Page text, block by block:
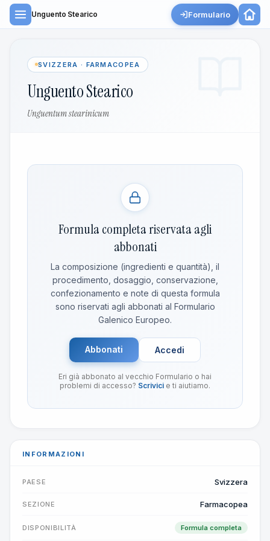
Unguento Stearico Formulario
SVIZZERA · FARMACOPEA
Unguento Stearico
Unguentum stearinicum
Formula completa riservata agli
abbonati
La composizione (ingredienti e quantità), il
procedimento, dosaggio, conservazione,
confezionamento e note di questa formula
sono riservati agli abbonati al Formulario
Galenico Europeo.
Abbonati Accedi
Eri già abbonato al vecchio Formulario o hai
problemi di accesso? Scrivici e ti aiutiamo.
INFORMAZIONI
PAESE Svizzera
SEZIONE Farmacopea
DISPONIBILITÀ Formula completa